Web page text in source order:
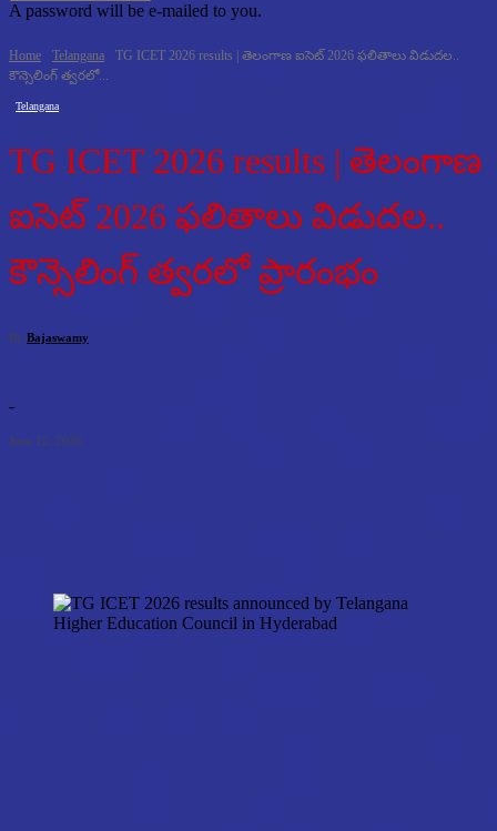
A password will be e-mailed to you.
Home Telangana
TG ICET 2026 results | తెలంగాణ ఐసెట్ 2026 ఫలితాలు విడుదల..
కౌన్సెలింగ్ త్వరలో...
Telangana
TG ICET 2026 results | తెలంగాణ
ఐసెట్ 2026 ఫలితాలు విడుదల..
కౌన్సెలింగ్ త్వరలో ప్రారంభం
By Bajaswamy
-
June 12, 2026